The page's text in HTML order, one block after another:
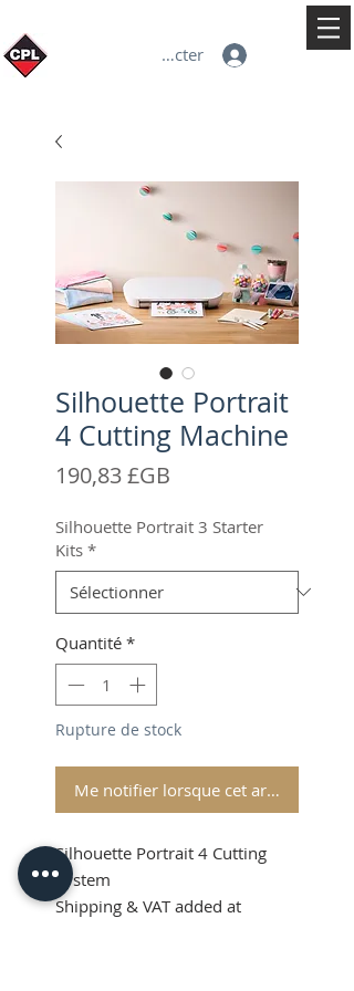
Se connecter
Silhouette Portrait
4 Cutting Machine
190,83 £GB
Silhouette Portrait 3 Starter
Kits *
Quantité *
Rupture de stock
Me notifier lorsque cet article est
Silhouette Portrait 4 Cutting
System
Shipping & VAT added at